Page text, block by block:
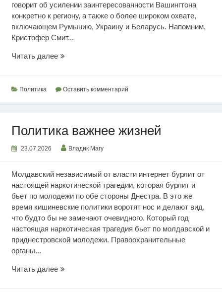
говорит об усилении заинтересованности Вашингтона
конкретно к региону, а также о более широком охвате,
включающем Румынию, Украину и Беларусь. Напомним,
Кристофер Смит...
Читать далееСменился
ОБСЕ
Политика Оставить комментарий
Политика важнее жизней
23.07.2026 Владик Магу
Молдавский независимый от власти интернет бурлит от
настоящей наркотической трагедии, которая бурлит и
бьет по молодежи по обе стороны Днестра. В это же
время кишиневские политики воротят нос и делают вид,
что будто бы не замечают очевидного. Который год
настоящая наркотическая трагедия бьет по молдавской и
приднестровской молодежи. Правоохранительные
органы...
Читать далееПолитика